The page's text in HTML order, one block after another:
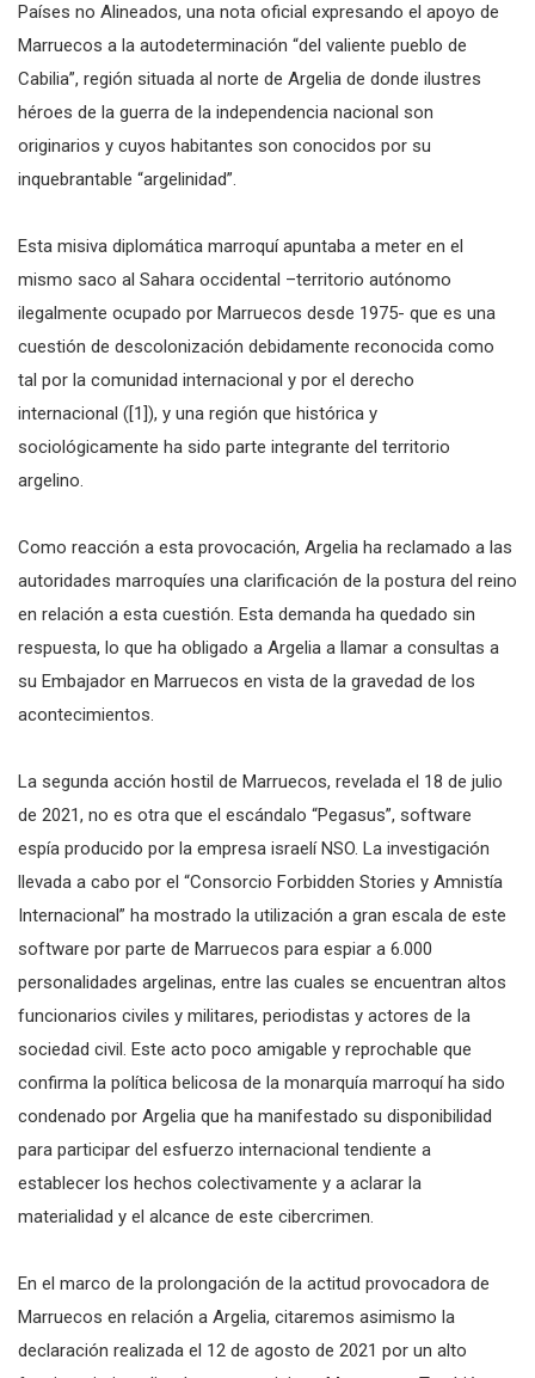
Países no Alineados, una nota oficial expresando el apoyo de
Marruecos a la autodeterminación “del valiente pueblo de
Cabilia”, región situada al norte de Argelia de donde ilustres
héroes de la guerra de la independencia nacional son
originarios y cuyos habitantes son conocidos por su
inquebrantable “argelinidad”.
Esta misiva diplomática marroquí apuntaba a meter en el
mismo saco al Sahara occidental –territorio autónomo
ilegalmente ocupado por Marruecos desde 1975- que es una
cuestión de descolonización debidamente reconocida como
tal por la comunidad internacional y por el derecho
internacional ([1]), y una región que histórica y
sociológicamente ha sido parte integrante del territorio
argelino.
Como reacción a esta provocación, Argelia ha reclamado a las
autoridades marroquíes una clarificación de la postura del reino
en relación a esta cuestión. Esta demanda ha quedado sin
respuesta, lo que ha obligado a Argelia a llamar a consultas a
su Embajador en Marruecos en vista de la gravedad de los
acontecimientos.
La segunda acción hostil de Marruecos, revelada el 18 de julio
de 2021, no es otra que el escándalo “Pegasus”, software
espía producido por la empresa israelí NSO. La investigación
llevada a cabo por el “Consorcio Forbidden Stories y Amnistía
Internacional” ha mostrado la utilización a gran escala de este
software por parte de Marruecos para espiar a 6.000
personalidades argelinas, entre las cuales se encuentran altos
funcionarios civiles y militares, periodistas y actores de la
sociedad civil. Este acto poco amigable y reprochable que
confirma la política belicosa de la monarquía marroquí ha sido
condenado por Argelia que ha manifestado su disponibilidad
para participar del esfuerzo internacional tendiente a
establecer los hechos colectivamente y a aclarar la
materialidad y el alcance de este cibercrimen.
En el marco de la prolongación de la actitud provocadora de
Marruecos en relación a Argelia, citaremos asimismo la
declaración realizada el 12 de agosto de 2021 por un alto